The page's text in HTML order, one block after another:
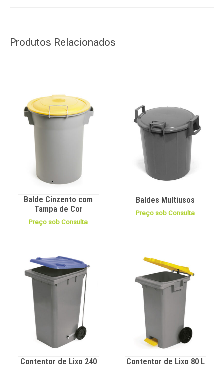
Produtos Relacionados
Balde Cinzento com
Tampa de Cor
Preço sob Consulta
Baldes Multiusos
Preço sob Consulta
Contentor de Lixo 240
Contentor de Lixo 80 L